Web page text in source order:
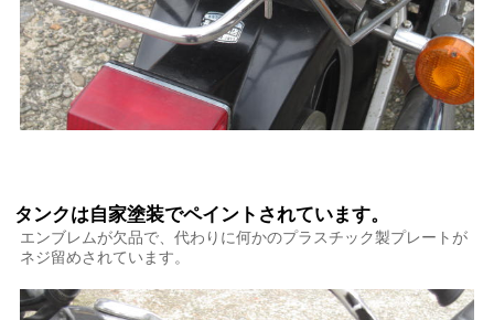
タンクは自家塗装でペイントされています。
エンブレムが欠品で、代わりに何かのプラスチック製プレートが
ネジ留めされています。